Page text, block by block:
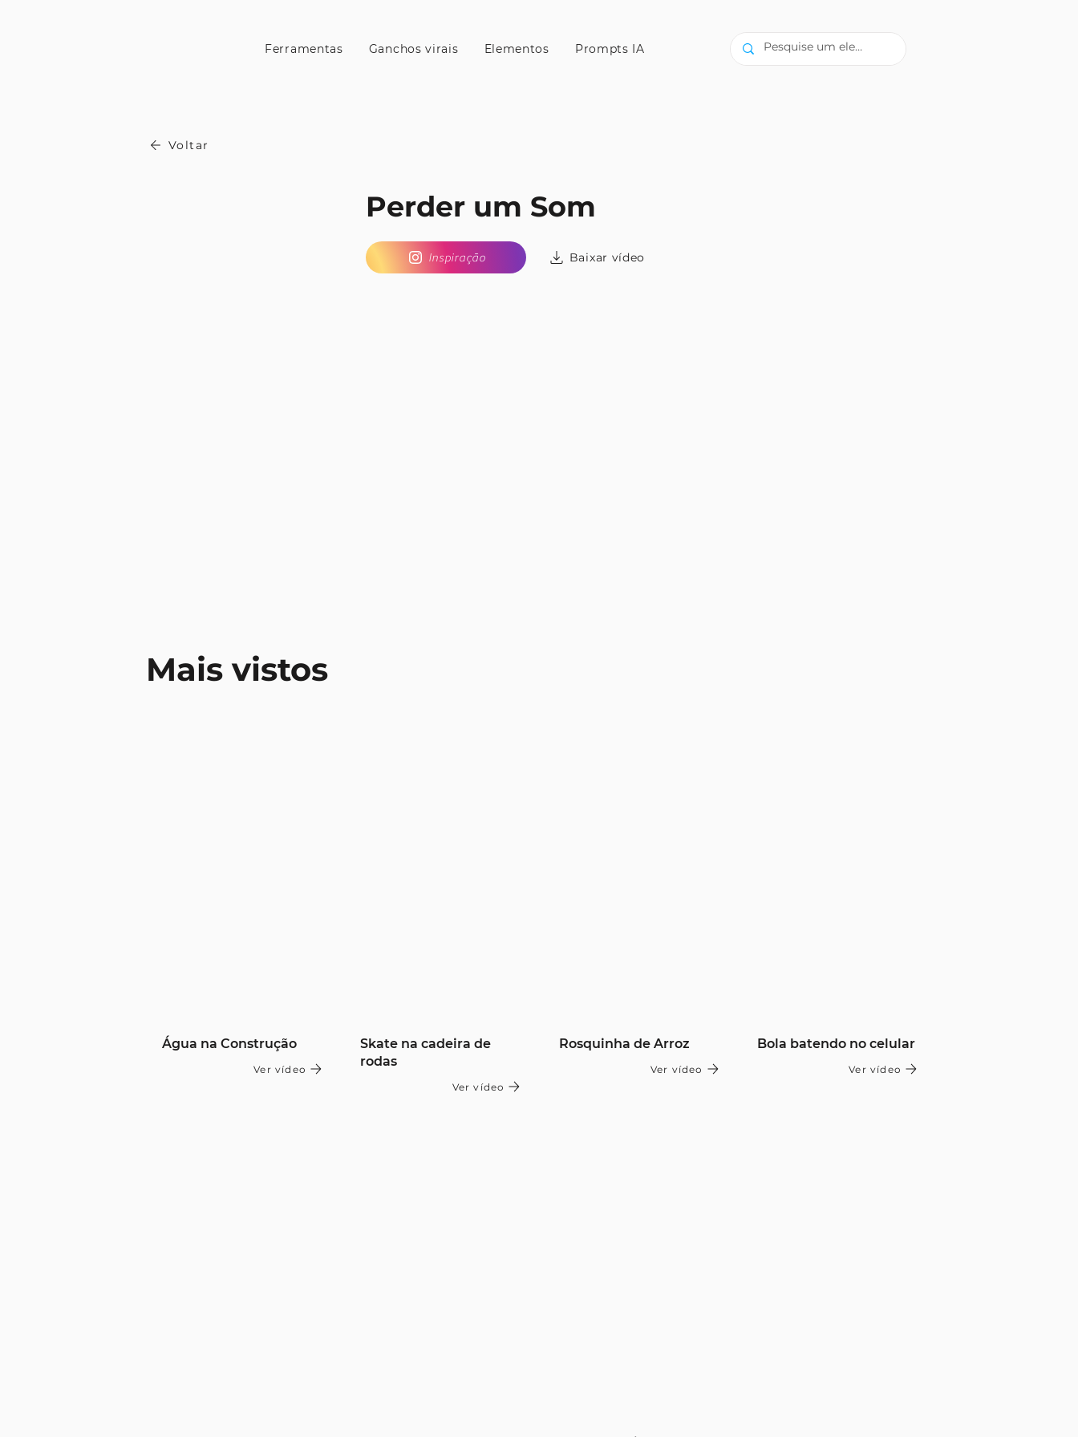
Ferramentas Ganchos virais Elementos Prompts IA
Voltar
Perder um Som
Inspiração Baixar vídeo
Mais vistos
Água na Construção
Ver vídeo
Skate na cadeira de
rodas
Ver vídeo
Rosquinha de Arroz
Ver vídeo
Bola batendo no celular
Ver vídeo